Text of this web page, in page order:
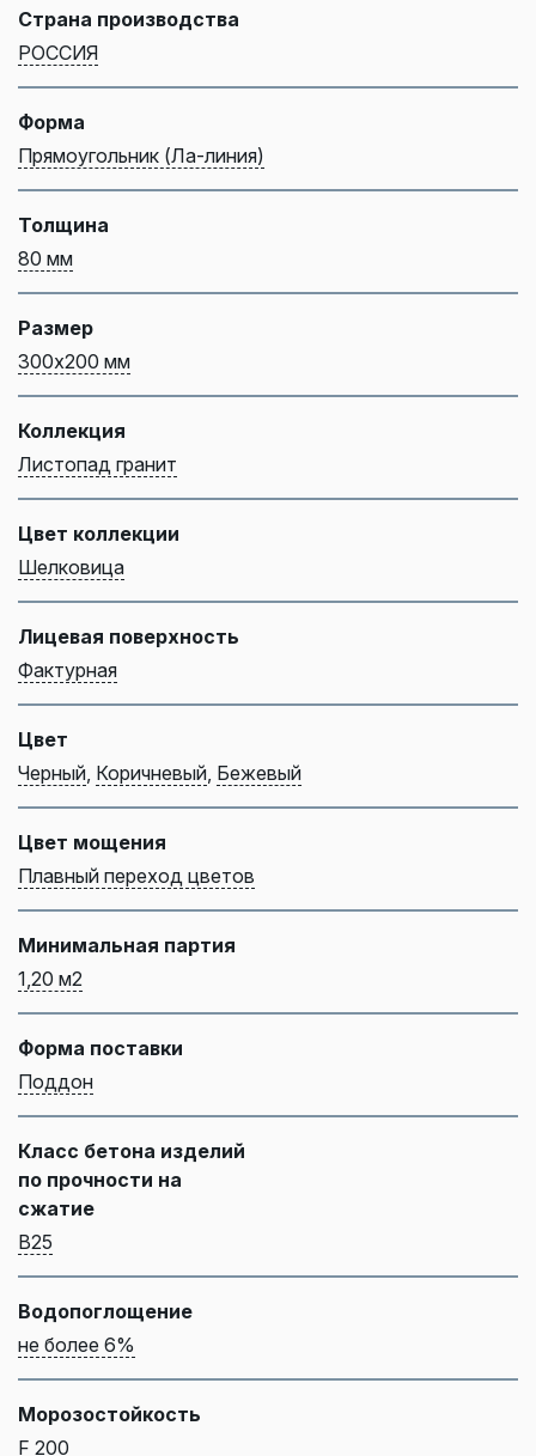
Страна производства
РОССИЯ
Форма
Прямоугольник (Ла-линия)
Толщина
80 мм
Размер
300х200 мм
Коллекция
Листопад гранит
Цвет коллекции
Шелковица
Лицевая поверхность
Фактурная
Цвет
Черный Коричневый Бежевый
Цвет мощения
Плавный переход цветов
Минимальная партия
1,20 м2
Форма поставки
Поддон
Класс бетона изделий
по прочности на
сжатие
B25
Водопоглощение
не более 6%
Морозостойкость
F 200